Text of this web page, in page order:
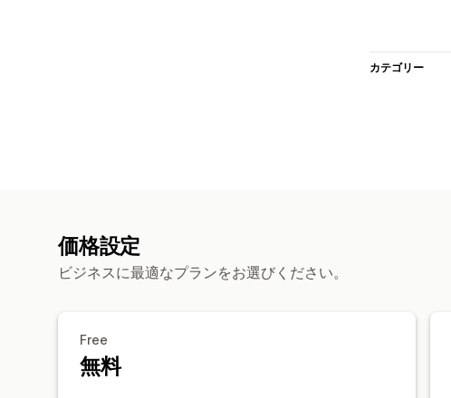
カテゴリー
価格設定
ビジネスに最適なプランをお選びください。
Free
無料